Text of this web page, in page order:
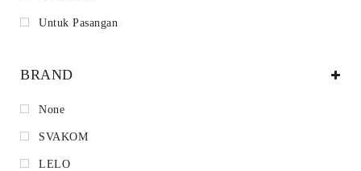
Untuk Pasangan
BRAND
None
SVAKOM
LELO